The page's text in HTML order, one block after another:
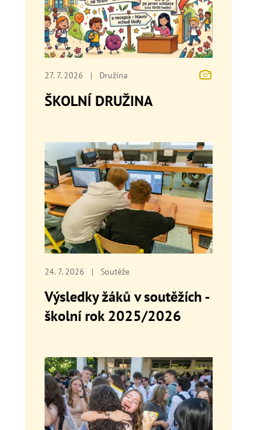
27. 7. 2026 | Družina
ŠKOLNÍ DRUŽINA
24. 7. 2026 | Soutěže
Výsledky žáků v soutěžích -
školní rok 2025/2026